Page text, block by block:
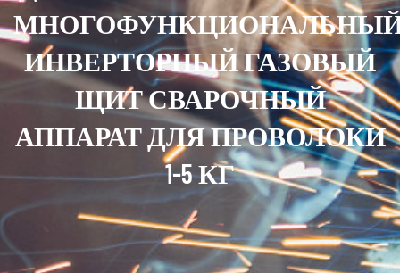
ИНВЕРТОРНЫЙ ГАЗОВЫЙ
ЩИТ СВАРОЧНЫЙ
АППАРАТ ДЛЯ ПРОВОЛОКИ
1-5 КГ